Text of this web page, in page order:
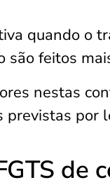
quando o
são feitos
nestas
previstas por
de